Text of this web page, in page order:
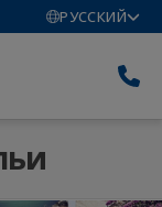
РУССКИЙ